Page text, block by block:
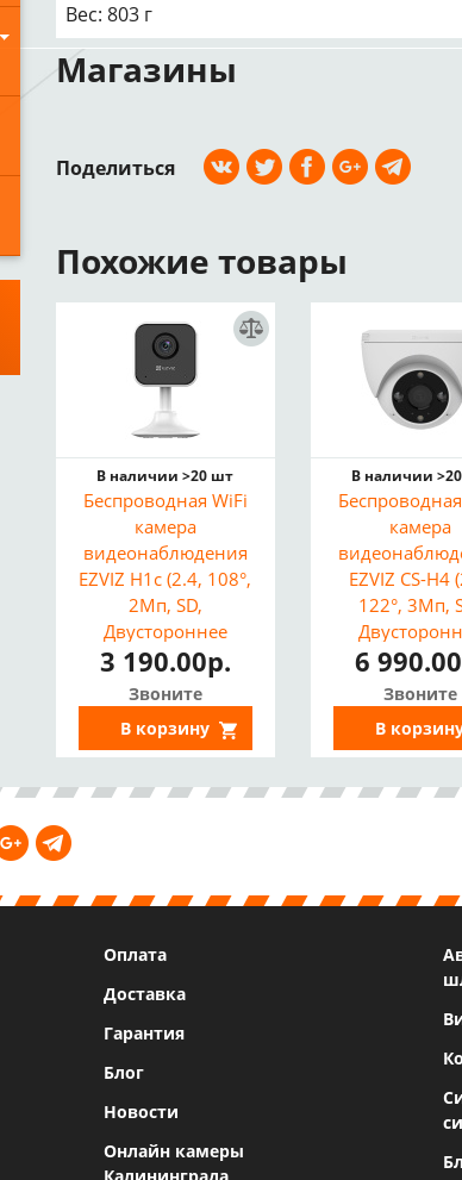
Вес: 803 г
Магазины
Поделиться
Похожие товары
В наличии >20 шт
Беспроводная WiFi
камера
видеонаблюдения
EZVIZ H1c (2.4, 108°,
2Мп, SD,
Двустороннее
аудио, Детекция
движения, Сирена,
H265, ИК 10м, USB
Type C)
3 190.00р.
Звоните
В корзину
В наличии
камера
EZVIZ CS-H4
122°, 3Мп,
аудио,
темноте,
Сирена, ИИ,
6
Звоните
В
Оплата
Доставка
Гарантия
Блог
Новости
Онлайн камеры